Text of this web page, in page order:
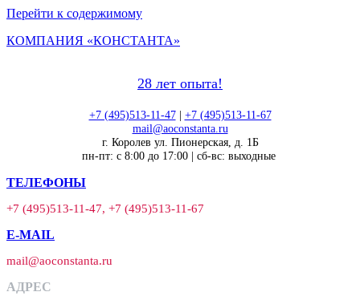
Перейти к содержимому
КОМПАНИЯ «КОНСТАНТА»
28 лет опыта!
+7 (495)513-11-47| +7 (495)513-11-67
mail@aoconstanta.ru
г. Королев ул. Пионерская, д. 1Б
пн-пт: с 8:00 до 17:00 | сб-вс: выходные
ТЕЛЕФОНЫ
+7 (495)513-11-47, +7 (495)513-11-67
E-MAIL
mail@aoconstanta.ru
АДРЕС